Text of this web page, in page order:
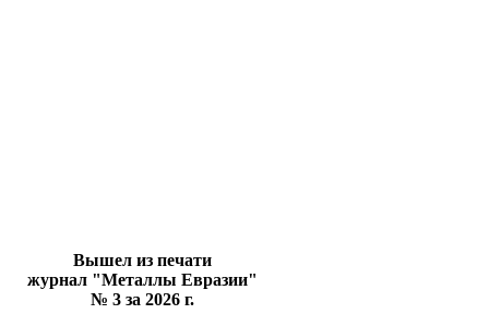
Вышел из печати
журнал "Металлы Евразии"
№ 3 за 2026 г.